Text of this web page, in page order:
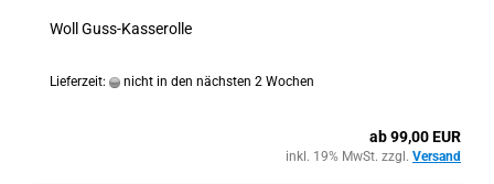
Woll Guss-Kasserolle
Lieferzeit: nicht in den nächsten 2 Wochen
ab 99,00 EUR
inkl. 19% MwSt. zzgl. Versand